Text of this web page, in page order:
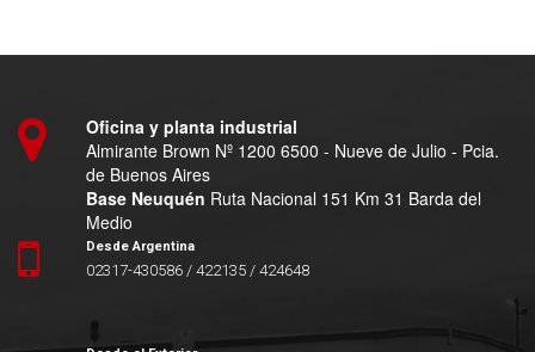
Oficina y planta industrial
Almirante Brown Nº 1200 6500 - Nueve de Julio - Pcia.
de Buenos Aires
Base Neuquén Ruta Nacional 151 Km 31 Barda del
Medio
Desde Argentina
02317-430586 / 422135 / 424648